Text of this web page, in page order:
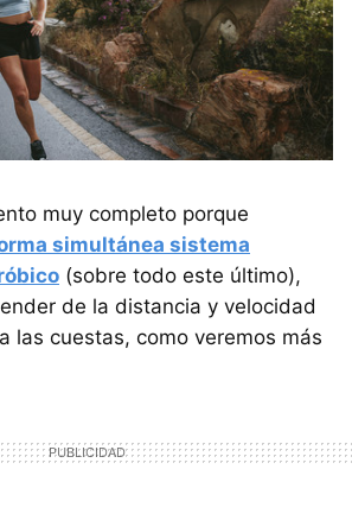
muy completo porque
simultánea sistema
(sobre todo este último),
de la distancia y velocidad
las cuestas, como veremos más